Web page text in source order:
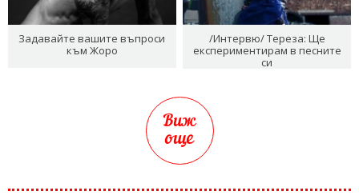
Задавайте вашите въпроси
към Жоро
/Интервю/ Тереза: Ще
експериментирам в песните
си
Виж
още